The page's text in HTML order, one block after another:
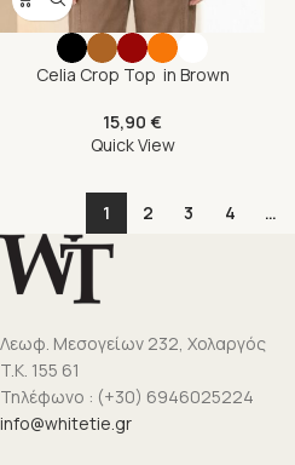
Celia Crop Top in Brown
15,90 €
Quick View
1 2 3 4 …
Λεωφ. Μεσογείων 232, Χολαργός
T.K. 155 61
Τηλέφωνο : (+30) 6946025224
info@whitetie.gr